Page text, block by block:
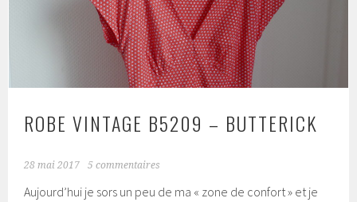
ROBE VINTAGE B5209 – BUTTERICK
28 mai 2017 5 commentaires
Aujourd’hui je sors un peu de ma « zone de confort » et je